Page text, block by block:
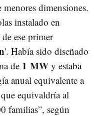
dimensiones.
instalado en
de ese primer
'. Había sido diseñado
de 1 MW y estaba
anual equivalente a
equivaldría al
familias”, según